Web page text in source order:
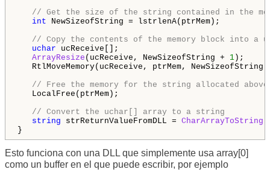
// Get the size of the string contained in the
int NewSizeofString = lstrlenA(ptrMem);
// Copy the contents of the memory block into a
uchar ucReceive[];
ArrayResize (ucReceive, NewSizeofString + 1 );
RtlMoveMemory(ucReceive, ptrMem,
// Free the memory for the string allocated above
LocalFree(ptrMem);
// Convert the uchar[] array to a string
string strReturnValueFromDLL = CharArrayToString
}
Esto funciona con una DLL que simplemente usa array[0]
como un buffer en el que puede escribir, por ejemplo